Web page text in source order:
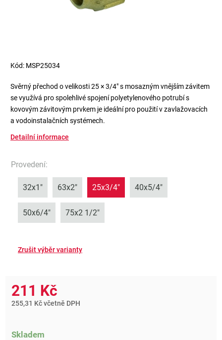
Kód: MSP25034
Svěrný přechod o velikosti 25 × 3/4" s mosazným vnějším závitem
se využívá pro spolehlivé spojení polyetylenového potrubí s
kovovým závitovým prvkem je ideální pro použití v zavlažovacích
a vodoinstalačních systémech.
Detailní informace
Provedení:
32x1" 63x2" 25x3/4" 40x5/4"
50x6/4" 75x2 1/2"
211 Kč
255,31 Kč včetně DPH
Skladem